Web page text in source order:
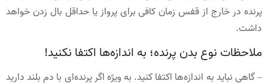
پرنده در خارج از قفس زمان کافی برای پرواز یا حداقل بال زدن خواهد
داشت.
ملاحظات نوع بدن پرنده؛ به اندازه‌ها اکتفا نکنید!
– گاهی نباید به اندازه‌ها اکتفا کنید. به ویژه اگر پرنده‌ای با دم بلند دارید